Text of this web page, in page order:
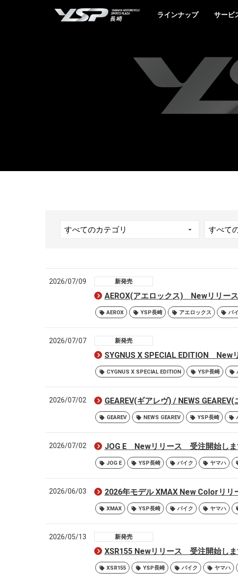
YSP長崎
ラインナップ サービ
2026/07/09 新発売
AEROX(アエロックス) Newリリー
AEROX YSP長崎 アエロックス バ
2026/07/07 新発売
SYGNUS X SPECIAL EDITION
CYGNUS X SPECIAL EDITION YSP長崎
2026/07/02 GEAREV(ギアレヴ) / NEWS
GEAREV NEWS GEAREV YSP長崎
2026/07/02 JOG E Newリリース 受注開始しま
JOG E YSP長崎 バイク ヤマハ
2026/06/03 2026年モデル XMAX New Colorリ
XMAX YSP長崎 バイク ヤマハ
2026/05/13 新発売
XSR155 Newリリース 受注開始し
XSR155 YSP長崎 バイク ヤマハ